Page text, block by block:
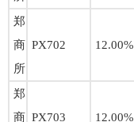
郑
商
所
PX702 12.00%
郑
商 PX703 12.00%